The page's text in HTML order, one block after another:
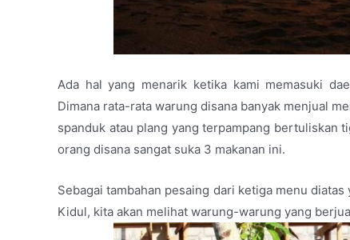
Ada hal yang menarik ketika kami memasuki
Dimana rata-rata warung disana banyak menjual
spanduk atau plang yang terpampang bertuliskan
orang disana sangat suka 3 makanan ini.
Sebagai tambahan pesaing dari ketiga menu
Kidul, kita akan melihat warung-warung yang